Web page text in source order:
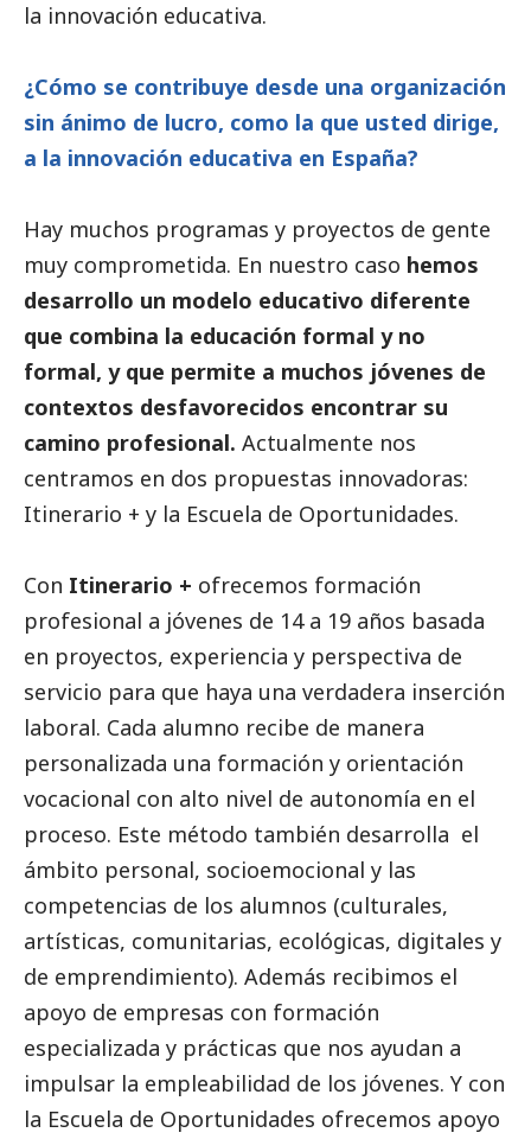
la innovación educativa.
¿Cómo se contribuye desde una organización
sin ánimo de lucro, como la que usted dirige,
a la innovación educativa en España?
Hay muchos programas y proyectos de gente
muy comprometida. En nuestro caso hemos
desarrollo un modelo educativo diferente
que combina la educación formal y no
formal, y que permite a muchos jóvenes de
contextos desfavorecidos encontrar su
camino profesional. Actualmente nos
centramos en dos propuestas innovadoras:
Itinerario + y la Escuela de Oportunidades.
Con Itinerario + ofrecemos formación
profesional a jóvenes de 14 a 19 años basada
en proyectos, experiencia y perspectiva de
servicio para que haya una verdadera inserción
laboral. Cada alumno recibe de manera
personalizada una formación y orientación
vocacional con alto nivel de autonomía en el
proceso. Este método también desarrolla el
ámbito personal, socioemocional y las
competencias de los alumnos (culturales,
artísticas, comunitarias, ecológicas, digitales y
de emprendimiento). Además recibimos el
apoyo de empresas con formación
especializada y prácticas que nos ayudan a
impulsar la empleabilidad de los jóvenes. Y con
la Escuela de Oportunidades ofrecemos apoyo